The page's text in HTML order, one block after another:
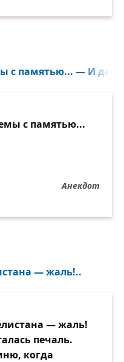
с памятью... — И
с памятью...
Анекдот
— жаль!..
— жаль!
печаль.
когда